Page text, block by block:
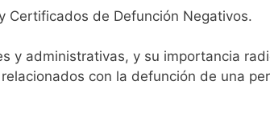
Certificados de Defunción Negativos.
y administrativas, y su importancia
con la defunción de una